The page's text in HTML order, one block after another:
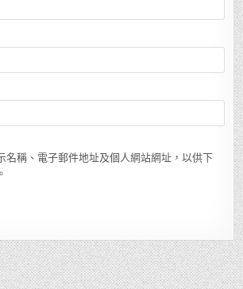
名稱、電子郵件地址及個人網站網址，以供下